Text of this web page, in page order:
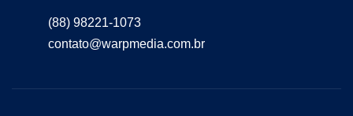
(88) 98221-1073
contato@warpmedia.com.br